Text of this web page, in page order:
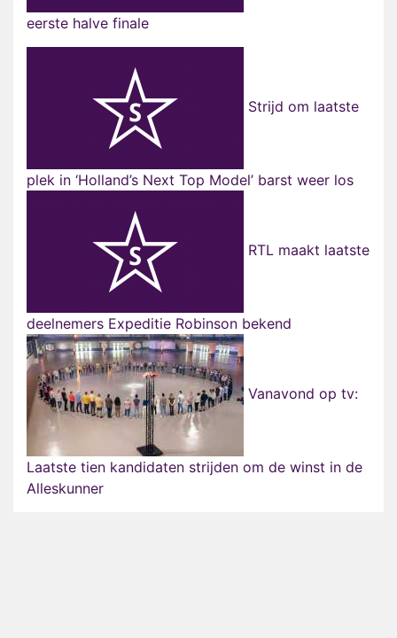
eerste halve finale
Strijd om laatste
plek in ‘Holland’s Next Top Model’ barst weer los
RTL maakt laatste
deelnemers Expeditie Robinson bekend
Vanavond op tv:
Laatste tien kandidaten strijden om de winst in de
Alleskunner